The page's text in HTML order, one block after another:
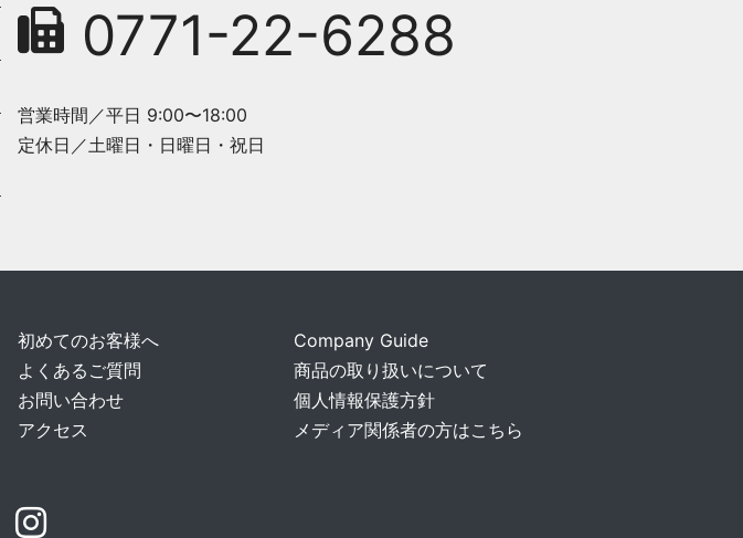
0771-22-6288
営業時間／平日 9:00〜18:00
定休日／土曜日・日曜日・祝日
初めてのお客様へ
よくあるご質問
お問い合わせ
アクセス
Company Guide
商品の取り扱いについて
個人情報保護方針
メディア関係者の方はこちら